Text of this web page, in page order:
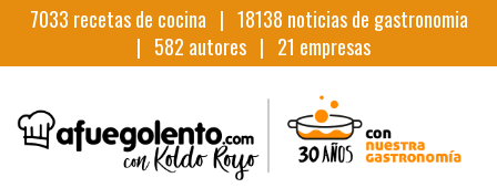
7033 recetas de cocina | 18138 noticias de gastronomia
| 582 autores | 21 empresas